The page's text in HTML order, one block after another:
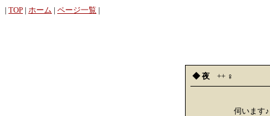
| TOP | ホーム | ページ一覧 |
◆ 夜 ++ ︎︎♀
伺います♪